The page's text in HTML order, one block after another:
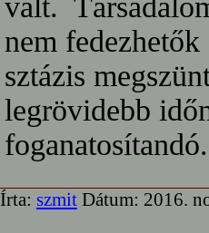
vált.
nem
sztázis
legrövidebb
foganatosítandó.
Írta: szmit Dátum: 2016.